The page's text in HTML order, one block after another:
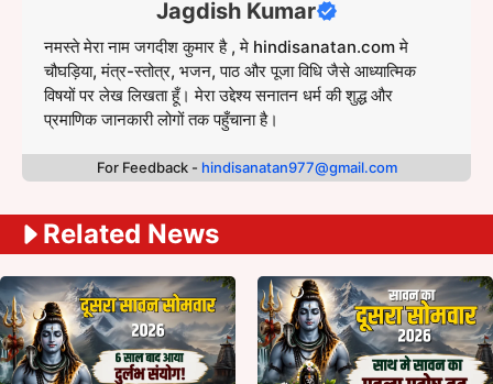
Jagdish Kumar
नमस्ते मेरा नाम जगदीश कुमार है , मे hindisanatan.com मे
चौघड़िया, मंत्र-स्तोत्र, भजन, पाठ और पूजा विधि जैसे आध्यात्मिक
विषयों पर लेख लिखता हूँ। मेरा उद्देश्य सनातन धर्म की शुद्ध और
प्रमाणिक जानकारी लोगों तक पहुँचाना है।
For Feedback - hindisanatan977@gmail.com
Related News